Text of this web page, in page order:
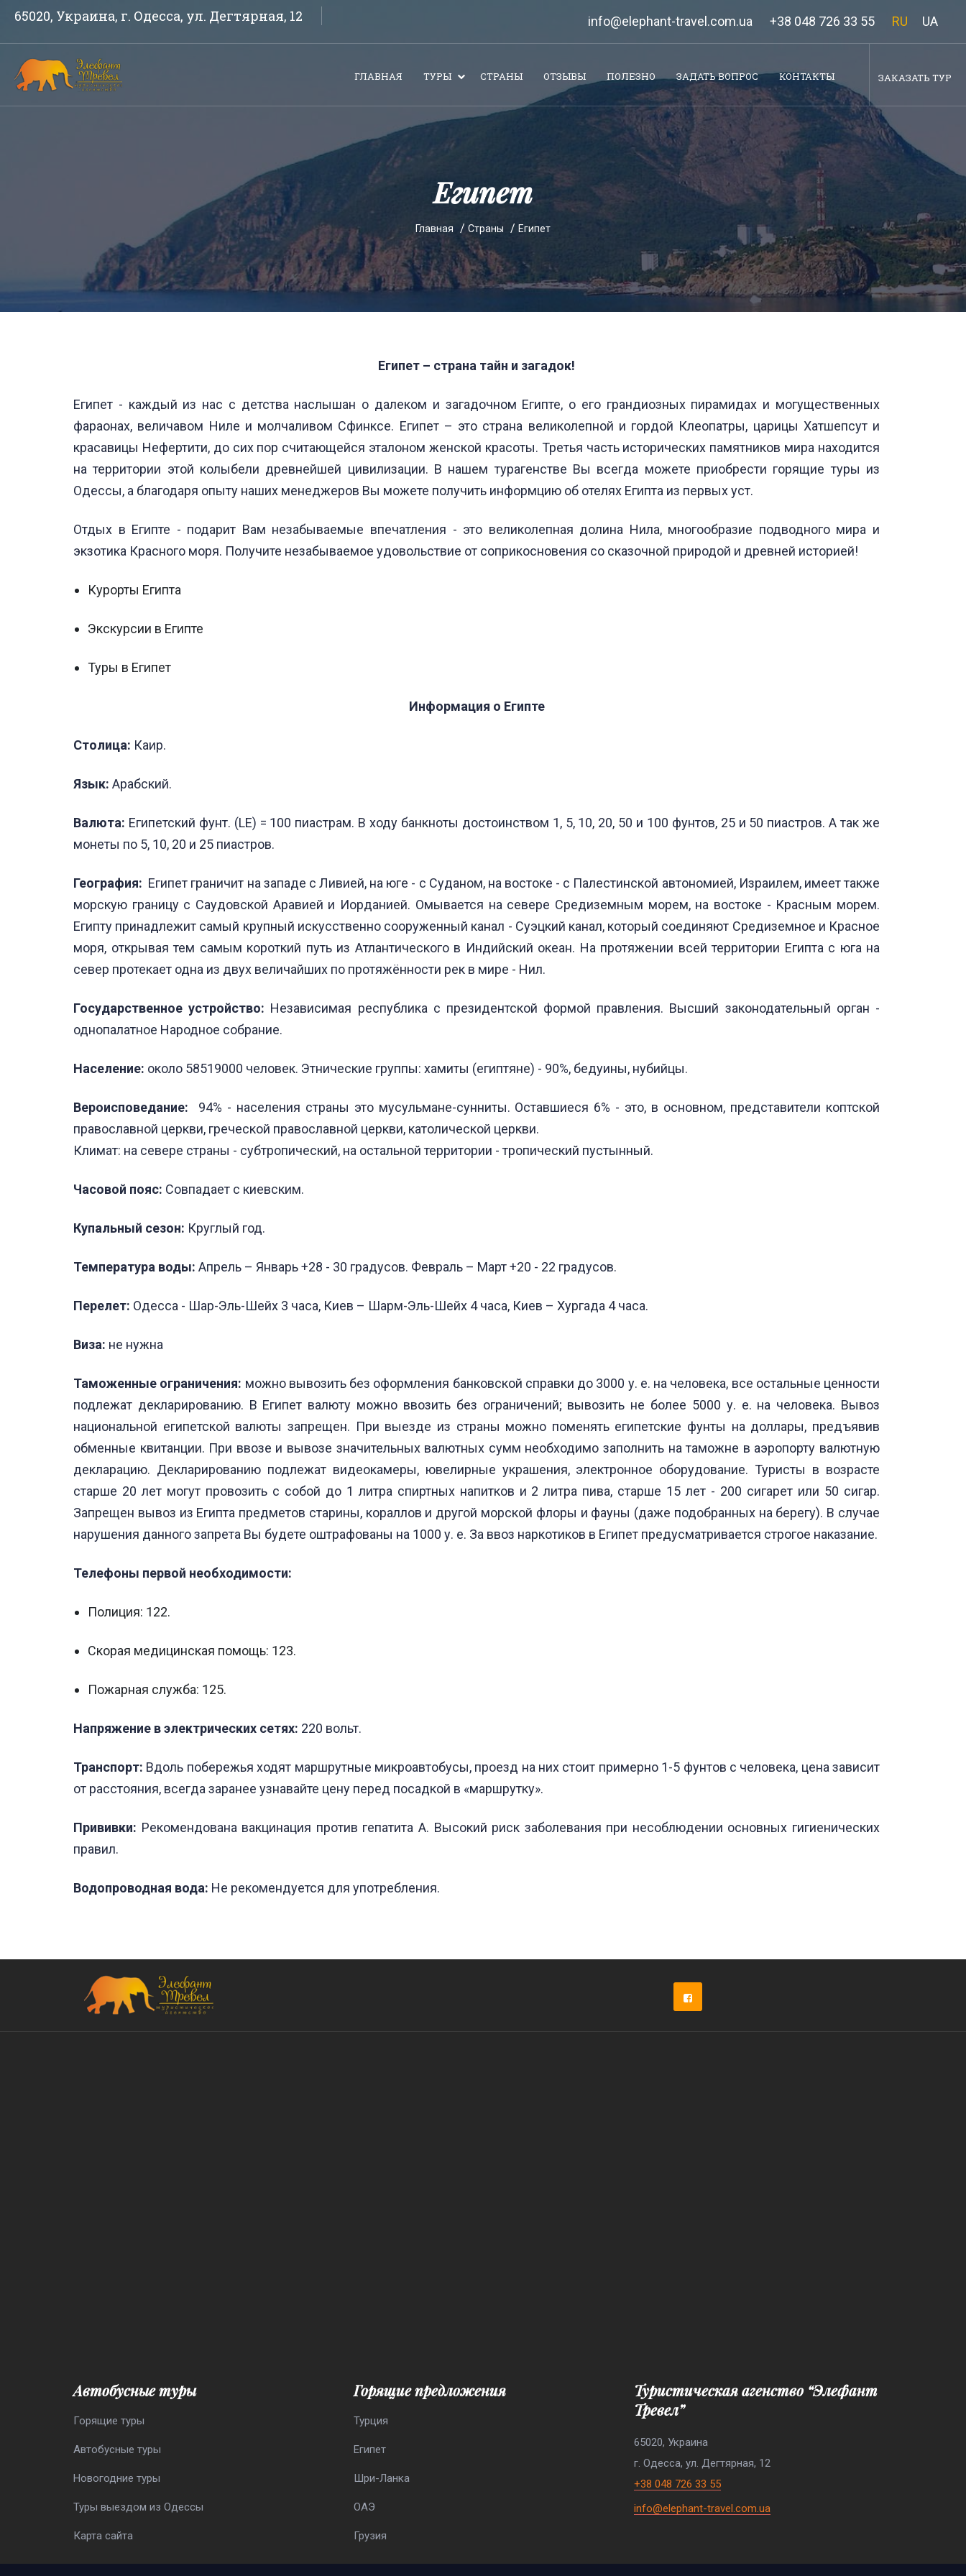
65020, Украина, г. Одесса, ул. Дегтярная, 12 info@elephant-travel.com.ua +38 048 726 33 55 RU UA
ЗАКАЗАТЬ ТУР
ГЛАВНАЯ ТУРЫ СТРАНЫ ОТЗЫВЫ ПОЛЕЗНО ЗАДАТЬ ВОПРОС КОНТАКТЫ
Египет
Главная Страны Египет
Египет – страна тайн и загадок!
Египет - каждый из нас с детства наслышан о далеком и загадочном Египте, о его грандиозных пирамидах и могущественных
фараонах, величавом Ниле и молчаливом Сфинксе. Египет – это страна великолепной и гордой Клеопатры, царицы Хатшепсут и
красавицы Нефертити, до сих пор считающейся эталоном женской красоты. Третья часть исторических памятников мира находится
на территории этой колыбели древнейшей цивилизации. В нашем турагенстве Вы всегда можете приобрести горящие туры из
Одессы, а благодаря опыту наших менеджеров Вы можете получить информцию об отелях Египта из первых уст.
Отдых в Египте - подарит Вам незабываемые впечатления - это великолепная долина Нила, многообразие подводного мира и
экзотика Красного моря. Получите незабываемое удовольствие от соприкосновения со сказочной природой и древней историей!
Курорты Египта
Экскурсии в Египте
Туры в Египет
Информация о Египте
Столица: Каир.
Язык: Арабский.
Валюта: Египетский фунт. (LE) = 100 пиастрам. В ходу банкноты достоинством 1, 5, 10, 20, 50 и 100 фунтов, 25 и 50 пиастров. А так же
монеты по 5, 10, 20 и 25 пиастров.
География: Египет граничит на западе с Ливией, на юге - с Суданом, на востоке - с Палестинской автономией, Израилем, имеет также
морскую границу с Саудовской Аравией и Иорданией. Омывается на севере Средиземным морем, на востоке - Красным морем.
Египту принадлежит самый крупный искусственно сооруженный канал - Суэцкий канал, который соединяют Средиземное и Красное
моря, открывая тем самым короткий путь из Атлантического в Индийский океан. На протяжении всей территории Египта с юга на
север протекает одна из двух величайших по протяжённости рек в мире - Нил.
Государственное устройство: Независимая республика с президентской формой правления. Высший законодательный орган -
однопалатное Народное собрание.
Население: около 58519000 человек. Этнические группы: хамиты (египтяне) - 90%, бедуины, нубийцы.
Вероисповедание: 94% - населения страны это мусульмане-сунниты. Оставшиеся 6% - это, в основном, представители коптской
православной церкви, греческой православной церкви, католической церкви.
Климат: на севере страны - субтропический, на остальной территории - тропический пустынный.
Часовой пояс: Совпадает с киевским.
Купальный сезон: Круглый год.
Температура воды: Апрель – Январь +28 - 30 градусов. Февраль – Март +20 - 22 градусов.
Перелет: Одесса - Шар-Эль-Шейх 3 часа, Киев – Шарм-Эль-Шейх 4 часа, Киев – Хургада 4 часа.
Виза: не нужна
Таможенные ограничения: можно вывозить без оформления банковской справки до 3000 у. е. на человека, все остальные ценности
подлежат декларированию. В Египет валюту можно ввозить без ограничений; вывозить не более 5000 у. е. на человека. Вывоз
национальной египетской валюты запрещен. При выезде из страны можно поменять египетские фунты на доллары, предъявив
обменные квитанции. При ввозе и вывозе значительных валютных сумм необходимо заполнить на таможне в аэропорту валютную
декларацию. Декларированию подлежат видеокамеры, ювелирные украшения, электронное оборудование. Туристы в возрасте
старше 20 лет могут провозить с собой до 1 литра спиртных напитков и 2 литра пива, старше 15 лет - 200 сигарет или 50 сигар.
Запрещен вывоз из Египта предметов старины, кораллов и другой морской флоры и фауны (даже подобранных на берегу). В случае
нарушения данного запрета Вы будете оштрафованы на 1000 у. е. За ввоз наркотиков в Египет предусматривается строгое наказание.
Телефоны первой необходимости:
Полиция: 122.
Скорая медицинская помощь: 123.
Пожарная служба: 125.
Напряжение в электрических сетях: 220 вольт.
Транспорт: Вдоль побережья ходят маршрутные микроавтобусы, проезд на них стоит примерно 1-5 фунтов с человека, цена зависит
от расстояния, всегда заранее узнавайте цену перед посадкой в «маршрутку».
Прививки: Рекомендована вакцинация против гепатита А. Высокий риск заболевания при несоблюдении основных гигиенических
правил.
Водопроводная вода: Не рекомендуется для употребления.
Автобусные туры
Горящие туры
Автобусные туры
Новогодние туры
Туры выездом из Одессы
Карта сайта
Горящие предложения
Турция
Египет
Шри-Ланка
ОАЭ
Грузия
Туристическая агенство “Элефант
Тревел”
65020, Украина
г. Одесса, ул. Дегтярная, 12
+38 048 726 33 55
info@elephant-travel.com.ua